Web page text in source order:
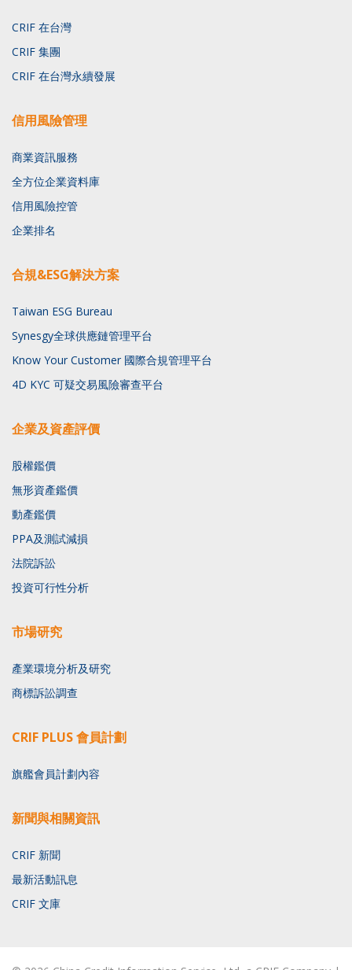
CRIF 在台灣
CRIF 集團
CRIF 在台灣永續發展
信用風險管理
商業資訊服務
全方位企業資料庫
信用風險控管
企業排名
合規&ESG解決方案
Taiwan ESG Bureau
Synesgy全球供應鏈管理平台
Know Your Customer 國際合規管理平台
4D KYC 可疑交易風險審查平台
企業及資產評價
股權鑑價
無形資產鑑價
動產鑑價
PPA及測試減損
法院訴訟
投資可行性分析
市場研究
產業環境分析及研究
商標訴訟調查
CRIF PLUS 會員計劃
旗艦會員計劃內容
新聞與相關資訊
CRIF 新聞
最新活動訊息
CRIF 文庫